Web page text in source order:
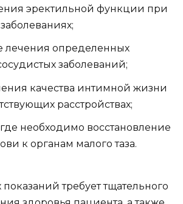
эректильной функции при
лечения определенных
заболеваний;
качества интимной жизни
расстройствах;
необходимо восстановление
к органам малого таза.
требует тщательного